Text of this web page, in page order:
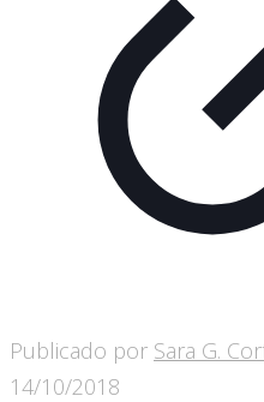
Publicado por Sara G.
14/10/2018